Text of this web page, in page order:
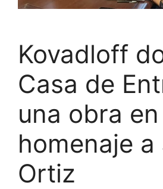
Kovadloff
Casa de
una obra en
homenaje a
Ortiz